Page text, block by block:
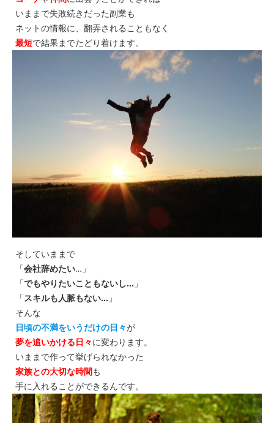
いままで失敗続きだった副業も
ネットの情報に、翻弄されることもなく
最短で結果までたどり着けます。
そしていままで
「会社辞めたい… 」
「でもやりたいこともないし… 」
「スキルも人脈もない… 」
そんな
日頃の不満をいうだけの日々が
夢を追いかける日々に変わります。
いままで作って挙げられなかった
家族との大切な時間も
手に入れることができるんです。